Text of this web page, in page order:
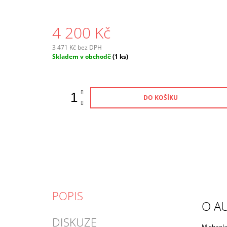
4 200 Kč
3 471 Kč bez DPH
Měrná
Skladem v obchodě(1 ks)
DO KOŠÍKU
POPIS
DISKUZE
O